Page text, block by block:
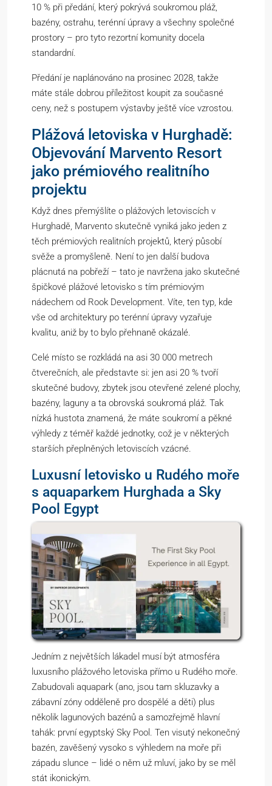
10 % při předání, který pokrývá soukromou pláž,
bazény, ostrahu, terénní úpravy a všechny společné
prostory – pro tyto rezortní komunity docela
standardní.
Předání je naplánováno na prosinec 2028, takže
máte stále dobrou příležitost koupit za současné
ceny, než s postupem výstavby ještě více vzrostou.
Plážová letoviska v Hurghadě:
Objevování Marvento Resort
jako prémiového realitního
projektu
Když dnes přemýšlíte o plážových letoviscích v
Hurghadě, Marvento skutečně vyniká jako jeden z
těch prémiových realitních projektů, který působí
svěže a promyšleně. Není to jen další budova
plácnutá na pobřeží – tato je navržena jako skutečné
špičkové plážové letovisko s tím prémiovým
nádechem od Rook Development. Víte, ten typ, kde
vše od architektury po terénní úpravy vyzařuje
kvalitu, aniž by to bylo přehnaně okázalé.
Celé místo se rozkládá na asi 30 000 metrech
čtverečních, ale představte si: jen asi 20 % tvoří
skutečné budovy, zbytek jsou otevřené zelené plochy,
bazény, laguny a ta obrovská soukromá pláž. Tak
nízká hustota znamená, že máte soukromí a pěkné
výhledy z téměř každé jednotky, což je v některých
starších přeplněných letoviscích vzácné.
Luxusní letovisko u Rudého moře
s aquaparkem Hurghada a Sky
Pool Egypt
Jedním z největších lákadel musí být atmosféra
luxusního plážového letoviska přímo u Rudého moře.
Zabudovali aquapark (ano, jsou tam skluzavky a
zábavní zóny odděleně pro dospělé a děti) plus
několik lagunových bazénů a samozřejmě hlavní
tahák: první egyptský Sky Pool. Ten visutý nekonečný
bazén, zavěšený vysoko s výhledem na moře při
západu slunce – lidé o něm už mluví, jako by se měl
stát ikonickým.